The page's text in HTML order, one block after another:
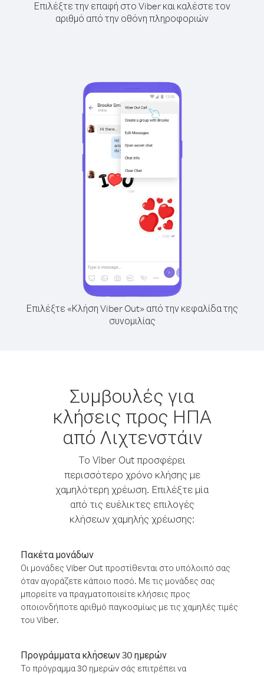
Επιλέξτε την επαφή στο Viber και καλέστε τον
αριθμό από την οθόνη πληροφοριών
Επιλέξτε «Κλήση Viber Out» από την κεφαλίδα της
συνομιλίας
Συμβουλές για
κλήσεις προς ΗΠΑ
από Λιχτενστάιν
Το Viber Out προσφέρει
περισσότερο χρόνο κλήσης με
χαμηλότερη χρέωση. Επιλέξτε μία
από τις ευέλικτες επιλογές
κλήσεων χαμηλής χρέωσης:
Πακέτα μονάδων
Οι μονάδες Viber Out προστίθενται στο υπόλοιπό σας
όταν αγοράζετε κάποιο ποσό. Με τις μονάδες σας
μπορείτε να πραγματοποιείτε κλήσεις προς
οποιονδήποτε αριθμό παγκοσμίως με τις χαμηλές τιμές
του Viber.
Προγράμματα κλήσεων 30 ημερών
Το πρόγραμμα 30 ημερών σάς επιτρέπει να